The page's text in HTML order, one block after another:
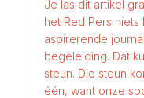
Je las dit artikel
het Red Pers
aspirerende
begeleiding. Dat
steun. Die steun
één, want onze